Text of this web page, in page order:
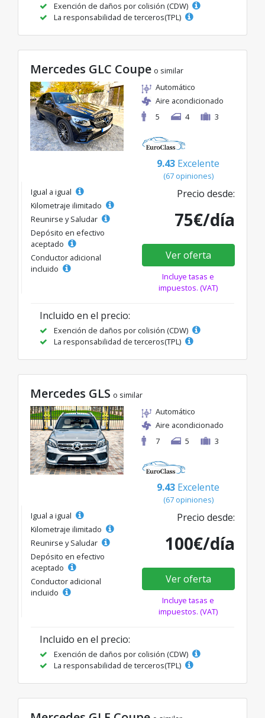
Exención de daños por colisión (CDW)
La responsabilidad de terceros(TPL)
Mercedes GLC Coupe o similar
Automático
Aire acondicionado
5
4 3
9.43 Excelente
(67 opiniones)
Igual a igual
Kilometraje ilimitado
Reunirse y Saludar
Depósito en efectivo
aceptado
Conductor adicional
incluido
Precio desde:
75€/día
Ver oferta
Incluye tasas e
impuestos. (VAT)
Incluido en el precio:
Exención de daños por colisión (CDW)
La responsabilidad de terceros(TPL)
Mercedes GLS o similar
Automático
Aire acondicionado
7
5 3
9.43 Excelente
(67 opiniones)
Igual a igual
Kilometraje ilimitado
Reunirse y Saludar
Depósito en efectivo
aceptado
Conductor adicional
incluido
Precio desde:
100€/día
Ver oferta
Incluye tasas e
impuestos. (VAT)
Incluido en el precio:
Exención de daños por colisión (CDW)
La responsabilidad de terceros(TPL)